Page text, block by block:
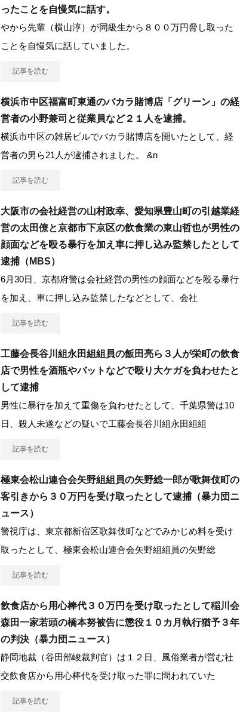
ったことを自慢気に話す。
やから先輩（横山淳）が同級生から８００万円脅し取った
ことを自慢気に話していました。
記事を読む
横浜市中区福富町東通のバカラ賭博店「グリーン」の経
営者の小野兼司と従業員など２１人を逮捕。
横浜市中区の雑居ビルでバカラ賭博店を開いたとして、経
営者の男ら21人が逮捕されました。 &n
記事を読む
大阪市の会社経営の山村政幸、愛知県豊山町の引越業経
営の太田僚と京都市下京区の飲食業の東山哲也が男性の
顔面などを殴る暴行を加え車に押し込み監禁したとして
逮捕（MBS）
6月30日、京都府警は会社経営の男性の顔面などを殴る暴行
を加え、車に押し込み監禁したなどとして、会社
記事を読む
工藤会長谷川組永田組組員の飯田亮ら３人が栄町の飲食
店で男性を酒瓶やバットなどで殴り大ケガを負わせたと
して逮捕
男性に暴行を加えて重傷を負わせたとして、千葉県警は10
日、殺人未遂などの疑いで工藤会長谷川組永田組組
記事を読む
極東会松山連合会矢野組組員の矢野総一郎が歌舞伎町の
客引きから３０万円を受け取ったとして逮捕（暴力団ニ
ュース）
警視庁は、東京都新宿区歌舞伎町などでみかじめ料を受け
取ったとして、極東会松山連合会矢野組組員の矢野総
記事を読む
飲食店から用心棒代３０万円を受け取ったとして稲川会
森田一家若頭の橋本努被告に懲役１０カ月執行猶予３年
の判決（暴力団ニュース）
静岡地裁（谷田部峻裁判官）は１２日、風俗業者が営む社
交飲食店から用心棒代を受け取った罪に問われていた
記事を読む